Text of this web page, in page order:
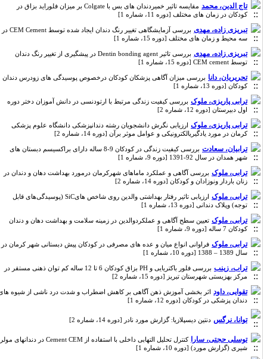
تاج الدین، محمد
مقایسه تاثیر خمیردندان های بس با Colgate بر میزان فلوراید بزاق در
کودکان در زمان های مختلف [دوره 11، شماره 1]
تبریزی زاده، مهدی
بررسی آزمایشگاهی تغییر رنگ دندان ایجاد شده توسط CEM Cement در
سه محیط و زمان های مختلف [دوره 15، شماره 1]
تبریزی زاده، مهدی
بررسی تاثیر Dentin bonding agent در پیشگیری از تغییر رنگ دندان
توسط CEM cement [دوره 15، شماره 1]
تحریریان، دانا بررسی میزان آگاهی پزشکان کودکان درخصوص پوسیدگی های زودرس دندان
کودکان [دوره 13، شماره 1]
ترابی پاریزی، ملوک بررسی کیفیت زندگی مرتبط با ارتودنسی در دانش آموزان دختر دوره
اول دبیرستان [دوره 12، شماره 2]
ترابی پاریزی، ملوک ارزیابی نگرش دانشجویان رشته دندانپزشکی دانشگاه علوم پزشکی
کرمان در مورد یادگیریالکترونیکی و عوامل موثر برآن [دوره 14، شماره 2]
ترابیان، سعادت
بررسی کیفیت زندگی در کودکان 9-8 ساله دارای براکسیسم دبستان های
شهر همدان در سال 92-1391 [دوره 9، شماره 1]
ترابی، ملوک بررسی آگاهی و عملکرد ماماهای شهرکرمان درمورد بهداشت دهان و دندان در
زنان باردار ونوزادان و کودکان [دوره 14، شماره 2]
ترابی، ملوک
ارزیابی تاثیر رفتار بهداشتی والدین روی شاخص هایSiC (پوسیدگی‌های قابل
توجه) وپلاک دندانی [دوره 13، شماره 1]
ترابی، ملوک تعیین سطح آگاهی و عملکردوالدین در زمینه سلامت و بهداشت دهان و دندان
کودکان 7 ساله [دوره 9، شماره 1]
ترابی، ملوک فراوانی انواع میان و عده های مصرفی در کودکان پیش دبستانی شهر کرمان در
سال 1389 – 1388 [دوره 10، شماره 1]
تراب، زینب
بررسی فلور باکتریایی و PH بزاق کودکان 6 تا 12 ساله کم توان ذهنی مستقر در
مرکز بهزیستی شهرستان تبریز [دوره 15، شماره 2]
تقوایی، داود اثر بخشی آموزش ذهن آگاهی بر کاهش اضطراب و شدت درد ناشی از شیوه های
دندان پزشکی در کودکان [دوره 12، شماره 1]
توانا، نرگس دنتین دیسپلازیا: گزارش مورد نادر [دوره 14، شماره 2]
توسلی حجتی، سارا
کنترل تحلیل التهابی داخلی با استفاده از Cement CEM در دندانهای مولر
شیری (گزارش مورد) [دوره 10، شماره 1]